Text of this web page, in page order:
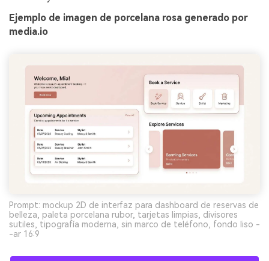
Ejemplo de imagen de porcelana rosa generado por
media.io
Prompt: mockup 2D de interfaz para dashboard de reservas de
belleza, paleta porcelana rubor, tarjetas limpias, divisores
sutiles, tipografía moderna, sin marco de teléfono, fondo liso -
-ar 16:9